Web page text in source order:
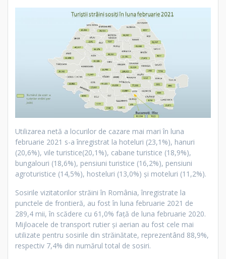
Utilizarea netă a locurilor de cazare mai mari în luna
februarie 2021 s-a înregistrat la hoteluri (23,1%), hanuri
(20,6%), vile turistice(20,1%), cabane turistice (18,9%),
bungalouri (18,6%), pensiuni turistice (16,2%), pensiuni
agroturistice (14,5%), hosteluri (13,0%) și moteluri (11,2%).
Sosirile vizitatorilor străini în România, înregistrate la
punctele de frontieră, au fost în luna februarie 2021 de
289,4 mii, în scădere cu 61,0% faţă de luna februarie 2020.
Mijloacele de transport rutier și aerian au fost cele mai
utilizate pentru sosirile din străinătate, reprezentând 88,9%,
respectiv 7,4% din numărul total de sosiri.